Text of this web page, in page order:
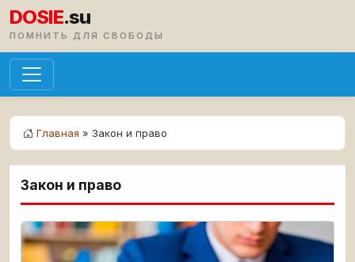
DOSIE.su
ПОМНИТЬ ДЛЯ СВОБОДЫ
Главная » Закон и право
Закон и право